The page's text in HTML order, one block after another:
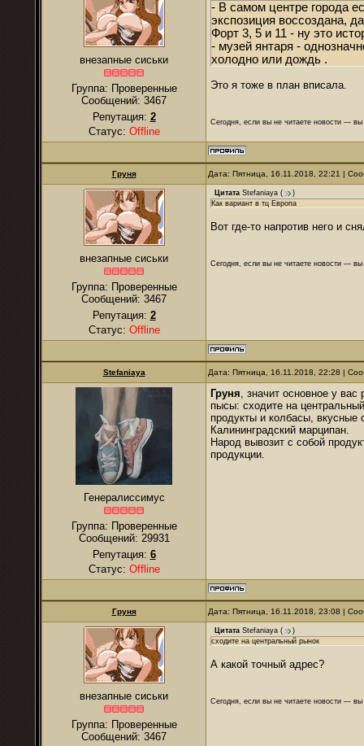
внезапные сиськи
Группа: Проверенные
Сообщений: 3467
Репутация: 2
Статус: Offline
- В самом центре города
экспозиция воссоздана,
Форт 3, 5 и 11 - ну это
- музей янтаря -
холодно или дождь .
Это я тоже в план вписала.
Сегодня, если вы не читаете новости —
Груня Дата: Пятница, 16.11.2018, 22:21 |
внезапные сиськи
Группа: Проверенные
Сообщений: 3467
Репутация: 2
Статус: Offline
Цитата Stefaniaya (
)
Как вариант в тц Европа
Вот где-то напротив него и
Сегодня, если вы не читаете новости —
Stefaniaya Дата: Пятница, 16.11.2018, 22:28 |
Генералиссимус
Группа: Проверенные
Сообщений: 29931
Репутация: 6
Статус: Offline
Груня, значит основное у
пысы: сходите на
продукты и колбасы,
Калининградский марципан.
Народ вывозит с собой
продукции.
Груня Дата: Пятница, 16.11.2018, 23:08 |
внезапные сиськи
Группа: Проверенные
Сообщений: 3467
Цитата Stefaniaya (
)
сходите на центральный рынок
А какой точный адрес?
Сегодня, если вы не читаете новости —